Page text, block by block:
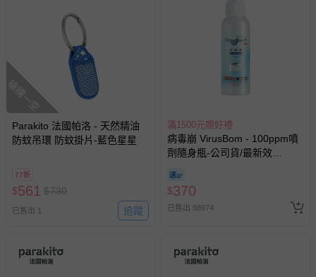
搶購一空
Parakito 法國帕洛 - 天然精油
防蚊吊環 防蚊掛片-藍色星星
77折
$561 $730
已售出 1 追蹤
滿1500元贈好禮
病毒崩 VirusBom - 100ppm噴
劑隨身瓶-公司貨/最新效
$370
已售出 98974